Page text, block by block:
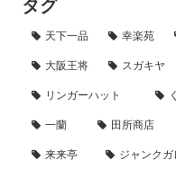
タグ
天下一品 幸楽苑
大阪王将 スガキヤ
リンガーハット
一蘭 田所商店
来来亭 ジャンクガ